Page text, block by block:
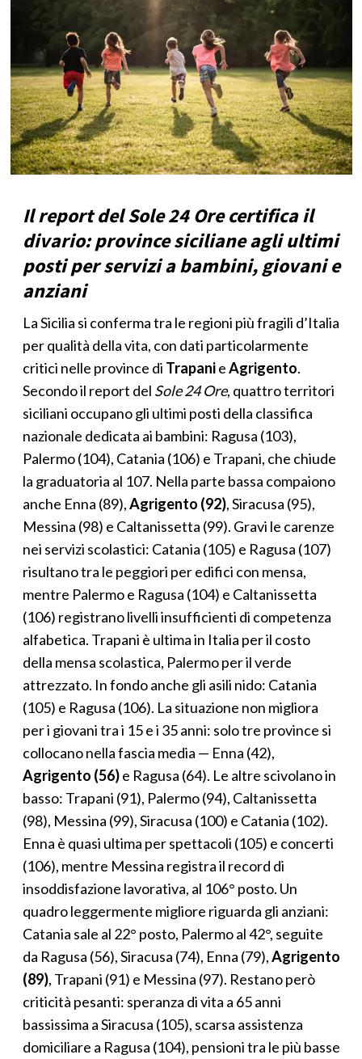
Il report del Sole 24 Ore certifica il
divario: province siciliane agli ultimi
posti per servizi a bambini, giovani e
anziani
La Sicilia si conferma tra le regioni più fragili d’Italia
per qualità della vita, con dati particolarmente
critici nelle province di TrapanieAgrigento.
Secondo il report del Sole 24 Ore, quattro territori
siciliani occupano gli ultimi posti della classifica
nazionale dedicata ai bambini: Ragusa (103),
Palermo (104), Catania (106) e Trapani, che chiude
la graduatoria al 107. Nella parte bassa compaiono
anche Enna (89),Agrigento (92), Siracusa (95),
Messina (98) e Caltanissetta (99). Gravi le carenze
nei servizi scolastici: Catania (105) e Ragusa (107)
risultano tra le peggiori per edifici con mensa,
mentre Palermo e Ragusa (104) e Caltanissetta
(106) registrano livelli insufficienti di competenza
alfabetica. Trapani è ultima in Italia per il costo
della mensa scolastica, Palermo per il verde
attrezzato. In fondo anche gli asili nido: Catania
(105) e Ragusa (106). La situazione non migliora
per i giovani tra i 15 e i 35 anni: solo tre province si
collocano nella fascia media — Enna (42),
Agrigento (56)e Ragusa (64). Le altre scivolano in
basso: Trapani (91), Palermo (94), Caltanissetta
(98), Messina (99), Siracusa (100) e Catania (102).
Enna è quasi ultima per spettacoli (105) e concerti
(106), mentre Messina registra il record di
insoddisfazione lavorativa, al 106° posto. Un
quadro leggermente migliore riguarda gli anziani:
Catania sale al 22° posto, Palermo al 42°, seguite
da Ragusa (56), Siracusa (74), Enna (79),Agrigento
(89), Trapani (91) e Messina (97). Restano però
criticità pesanti: speranza di vita a 65 anni
bassissima a Siracusa (105), scarsa assistenza
domiciliare a Ragusa (104), pensioni tra le più basse